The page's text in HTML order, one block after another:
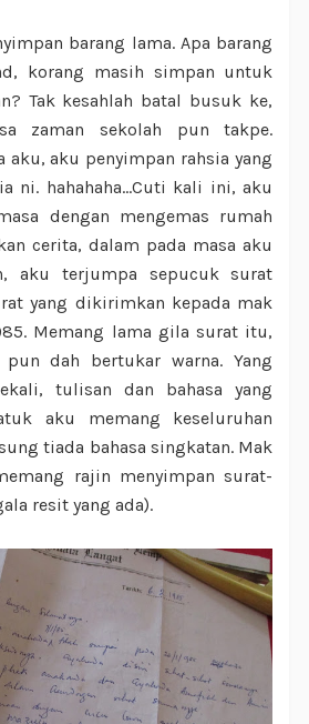
barang lama. Apa barang
korang masih simpan untuk
Tak kesahlah batal busuk ke,
zaman sekolah pun takpe.
aku, aku penyimpan rahsia yang
ni. hahahaha...Cuti kali ini, aku
dengan mengemas rumah
cerita, dalam pada masa aku
aku terjumpa sepucuk surat
yang dikirimkan kepada mak
Memang lama gila surat itu,
pun dah bertukar warna. Yang
tulisan dan bahasa yang
aku memang keseluruhan
tiada bahasa singkatan. Mak
rajin menyimpan surat-
resit yang ada).